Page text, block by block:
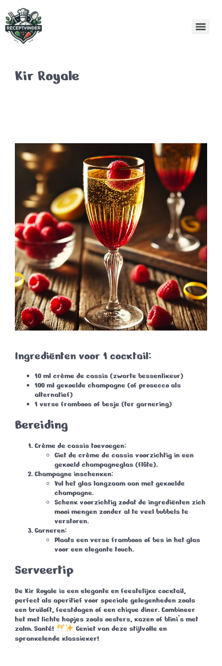
Kir Royale
Ingrediënten voor 1 cocktail:
10 ml crème de cassis (zwarte bessenlikeur)
100 ml gekoelde champagne (of prosecco als
alternatief)
1 verse framboos of besje (ter garnering)
Bereiding
Crème de cassis toevoegen:
Giet de crème de cassis voorzichtig in een
gekoeld champagneglas (flûte).
Champagne inschenken:
Vul het glas langzaam aan met gekoelde
champagne.
Schenk voorzichtig zodat de ingrediënten zich
mooi mengen zonder al te veel bubbels te
verstoren.
Garneren:
Plaats een verse framboos of bes in het glas
voor een elegante touch.
Serveertip
De Kir Royale is een elegante en feestelijke cocktail,
perfect als aperitief voor speciale gelegenheden zoals
een bruiloft, feestdagen of een chique diner. Combineer
het met lichte hapjes zoals oesters, kazen of blini’s met
zalm. Santé!
Geniet van deze stijlvolle en
sprankelende klassieker!